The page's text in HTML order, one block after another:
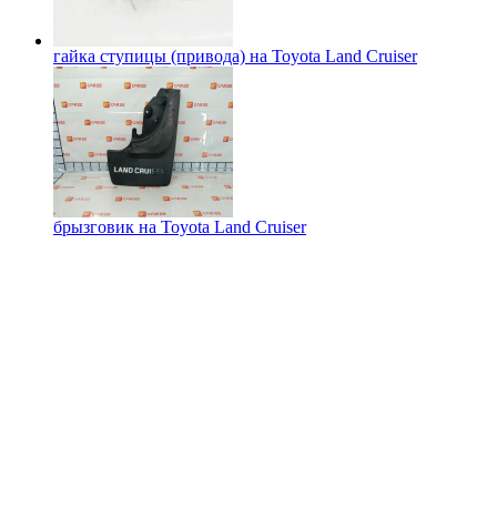
гайка ступицы (привода) на Toyota Land Cruiser
брызговик на Toyota Land Cruiser